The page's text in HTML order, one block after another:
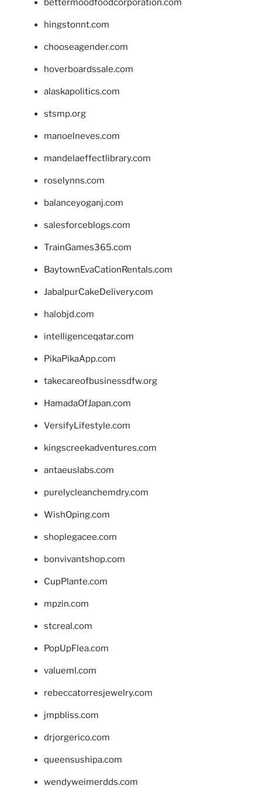
bettermoodfoodcorporation.com
hingstonnt.com
chooseagender.com
hoverboardssale.com
alaskapolitics.com
stsmp.org
manoelneves.com
mandelaeffectlibrary.com
roselynns.com
balanceyoganj.com
salesforceblogs.com
TrainGames365.com
BaytownEvaCationRentals.com
JabalpurCakeDelivery.com
halobjd.com
intelligenceqatar.com
PikaPikaApp.com
takecareofbusinessdfw.org
HamadaOfJapan.com
VersifyLifestyle.com
kingscreekadventures.com
antaeuslabs.com
purelycleanchemdry.com
WishOping.com
shoplegacee.com
bonvivantshop.com
CupPlante.com
mpzin.com
stcreal.com
PopUpFlea.com
valueml.com
rebeccatorresjewelry.com
jmpbliss.com
drjorgerico.com
queensushipa.com
wendyweimerdds.com